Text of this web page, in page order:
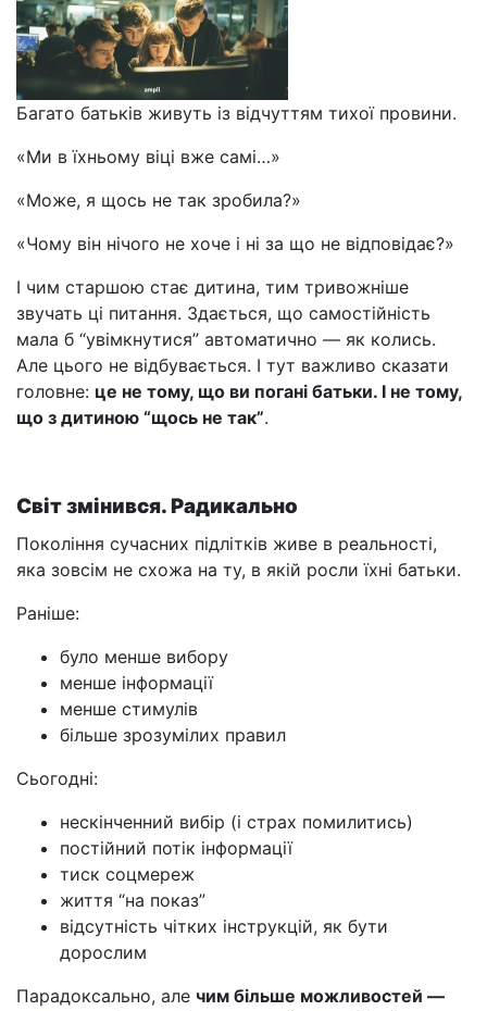
Багато батьків живуть із відчуттям тихої провини.
«Ми в їхньому віці вже самі…»
«Може, я щось не так зробила?»
«Чому він нічого не хоче і ні за що не відповідає?»
І чим старшою стає дитина, тим тривожніше
звучать ці питання. Здається, що самостійність
мала б “увімкнутися” автоматично — як колись.
Але цього не відбувається. І тут важливо сказати
головне: це не тому, що ви погані батьки. І не тому,
що з дитиною “щось не так”.
Світ змінився. Радикально
Покоління сучасних підлітків живе в реальності,
яка зовсім не схожа на ту, в якій росли їхні батьки.
Раніше:
було менше вибору
менше інформації
менше стимулів
більше зрозумілих правил
Сьогодні:
нескінченний вибір (і страх помилитись)
постійний потік інформації
тиск соцмереж
життя “на показ”
відсутність чітких інструкцій, як бути
дорослим
Парадоксально, але чим більше можливостей —